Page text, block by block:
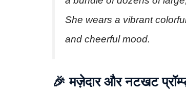
She wears a vibrant
and cheerful mood.
🎉 मज़ेदार और नटखट